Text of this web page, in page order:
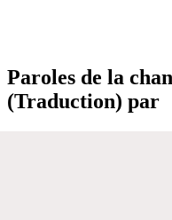
Paroles de la
(Traduction) par